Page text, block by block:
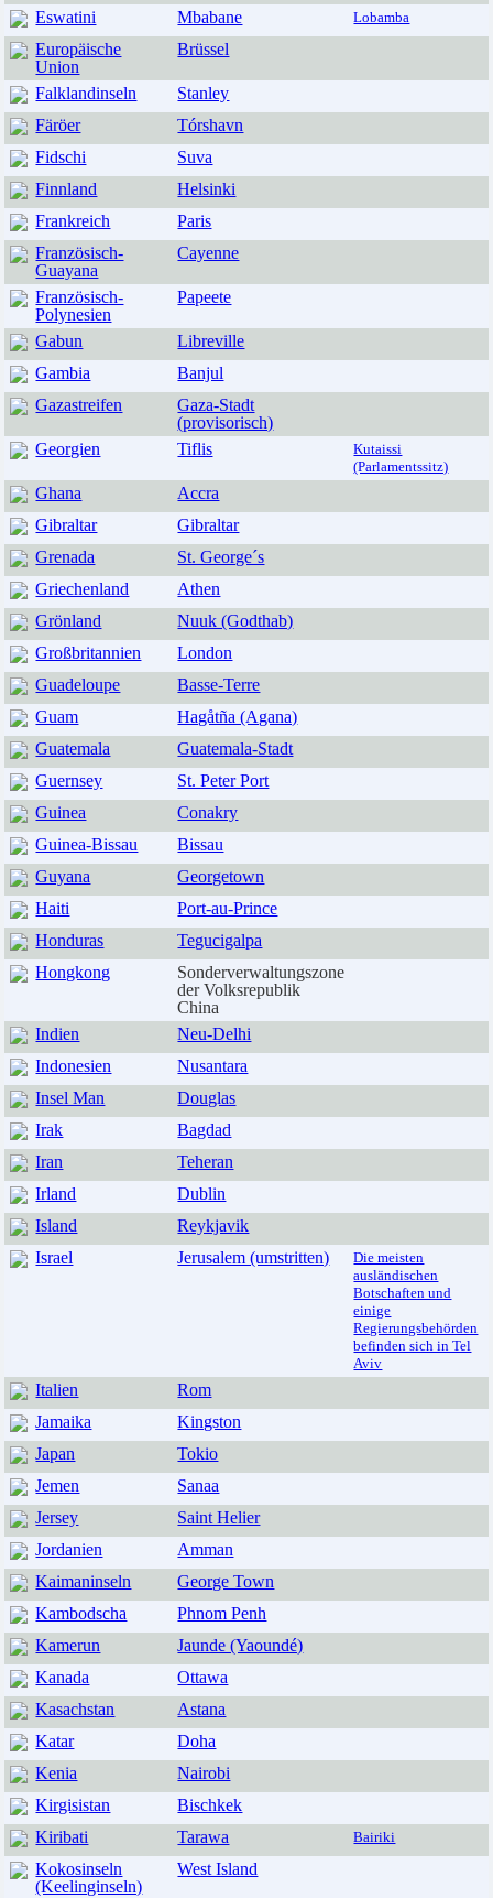
Eswatini Mbabane Lobamba
Europäische
Union
Brüssel
Falklandinseln
Stanley
Färöer
Tórshavn
Fidschi
Suva
Finnland
Helsinki
Frankreich
Paris
Französisch-
Guayana
Cayenne
Französisch-
Polynesien
Papeete
Gabun
Libreville
Gambia
Banjul
Gazastreifen
Gaza-Stadt
(provisorisch)
Georgien
Tiflis
Kutaissi
(Parlamentssitz)
Ghana
Accra
Gibraltar
Gibraltar
Grenada
St. George´s
Griechenland
Athen
Grönland
Nuuk (Godthab)
Großbritannien
London
Guadeloupe
Basse-Terre
Guam
Hagåtña (Agana)
Guatemala
Guatemala-Stadt
Guernsey
St. Peter Port
Guinea
Conakry
Guinea-Bissau
Bissau
Guyana
Georgetown
Haiti
Port-au-Prince
Honduras
Tegucigalpa
Hongkong
Sonderverwaltungszone
der Volksrepublik
China
Indien
Neu-Delhi
Indonesien
Nusantara
Insel Man
Douglas
Irak
Bagdad
Iran
Teheran
Irland
Dublin
Island
Reykjavik
Israel
Jerusalem (umstritten)
Die meisten
ausländischen
Botschaften und
einige
Regierungsbehörden
befinden sich in Tel
Aviv
Italien
Rom
Jamaika
Kingston
Japan
Tokio
Jemen
Sanaa
Jersey
Saint Helier
Jordanien
Amman
Kaimaninseln
George Town
Kambodscha
Phnom Penh
Kamerun
Jaunde (Yaoundé)
Kanada
Ottawa
Kasachstan
Astana
Katar
Doha
Kenia
Nairobi
Kirgisistan
Bischkek
Kiribati
Tarawa Bairiki
Kokosinseln
(Keelinginseln)
West Island